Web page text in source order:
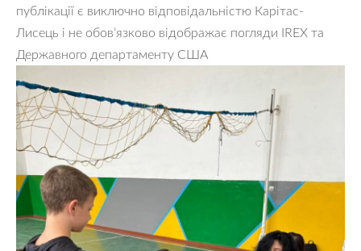
публікації є виключно відповідальністю Карітас-
Лисець і не обов’язково відображає погляди IREX та
Державного департаменту США